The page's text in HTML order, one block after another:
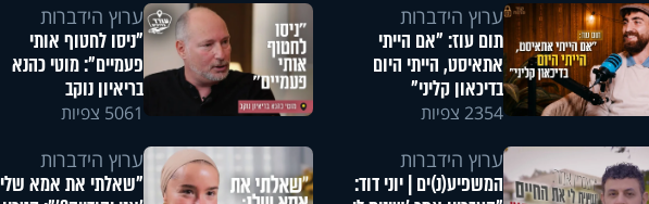
ערוץ הידברות
תום עוז: "אם הייתי
אתאיסט, הייתי היום
בדיכאון קליני"
2354 צפיות
ערוץ הידברות
"ניסו לחטוף אותי
פעמיים": מוטי כהנא
בריאיון נוקב
5061 צפיות
ערוץ הידברות
המשפיע(נ)ים | יוני דוד:
ערוץ הידברות
"שאלתי את אמא שלי